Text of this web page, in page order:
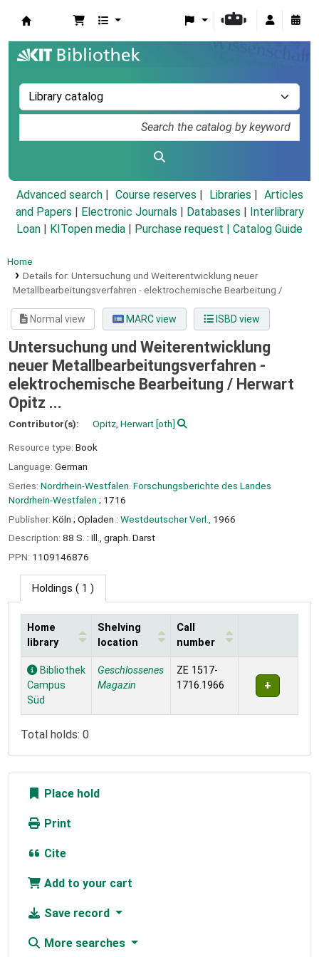
Advanced search Course reserves Libraries
Articles
and Papers
Electronic Journals Databases
Interlibrary
Loan
KITopen media Purchase request | Catalog Guide
Home
Details for: Untersuchung und Weiterentwicklung neuer
Metallbearbeitungsverfahren - elektrochemische Bearbeitung /
Normal view MARC view ISBD view
Untersuchung und Weiterentwicklung
neuer Metallbearbeitungsverfahren -
elektrochemische Bearbeitung / Herwart
Opitz ...
Contributor(s): Opitz, Herwart [oth]
Resource type: Book
Language: German
Series: Nordrhein-Westfalen. Forschungsberichte des Landes
Nordrhein-Westfalen ; 1716
Publisher: Köln ; Opladen : Westdeutscher Verl.,
1966
Description: 88 S. : Ill., graph. Darst
PPN: 1109146876
Holdings ( 1 )
Holdings
Home
library
Shelving
location
Call
number
Bibliothek
Campus
Süd
Geschlossenes
Magazin
ZE 1517-
1716.1966
Total holds: 0
Place hold
Print
Cite
Add to your cart
Save record
More searches